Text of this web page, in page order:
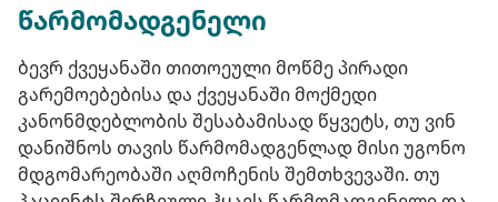
წარმომადგენელი
ბევრ ქვეყანაში თითოეული მოწმე პირადი
გარემოებებისა და ქვეყანაში მოქმედი
კანონმდებლობის შესაბამისად წყვეტს, თუ ვინ
დანიშნოს თავის წარმომადგენლად მისი უგონო
მდგომარეობაში აღმოჩენის შემთხვევაში. თუ